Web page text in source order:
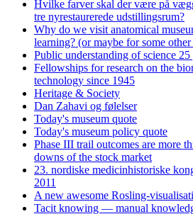
Hvilke farver skal der være på
tre nyrestaurerede udstillingsrum?
Why do we visit anatomical
learning? (or maybe for some other
Public understanding of science 25
Fellowships for research on the
technology since 1945
Heritage & Society
Dan Zahavi og følelser
Today's museum quote
Today's museum policy quote
Phase III trail outcomes are more
downs of the stock market
23. nordiske medicinhistoriske
2011
A new awesome Rosling-
Tacit knowing — manual